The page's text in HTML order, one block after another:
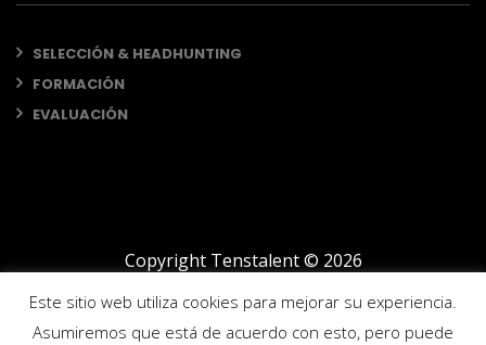
SELECCIÓN & HEADHUNTING
FORMACIÓN
EVALUACIÓN
Copyright Tenstalent © 2026
AVISO LEGAL
POLÍTICA DE PRIVACIDAD
Este sitio web utiliza cookies para mejorar su experiencia.
Asumiremos que está de acuerdo con esto, pero puede